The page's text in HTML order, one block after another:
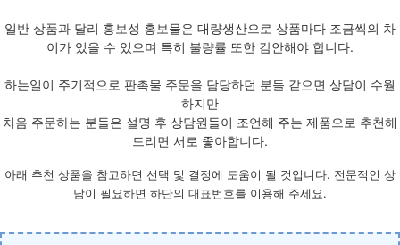
일반 상품과 달리 홍보성 홍보물은 대량생산으로 상품마다 조금씩의 차
이가 있을 수 있으며 특히 불량률 또한 감안해야 합니다.
하는일이 주기적으로 판촉물 주문을 담당하던 분들 같으면 상담이 수월
하지만
처음 주문하는 분들은 설명 후 상담원들이 조언해 주는 제품으로 추천해
드리면 서로 좋아합니다.
아래 추천 상품을 참고하면 선택 및 결정에 도움이 될 것입니다. 전문적인 상
담이 필요하면 하단의 대표번호를 이용해 주세요.